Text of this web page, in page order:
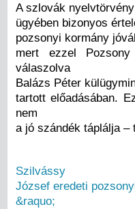
A szlovák nyelvtörvény
ügyében bizonyos
pozsonyi kormány
mert ezzel
válaszolva
Balázs Péter
tartott előadásában.
nem
a jó szándék táplálja –
Szilvássy
József eredeti
&raquo;